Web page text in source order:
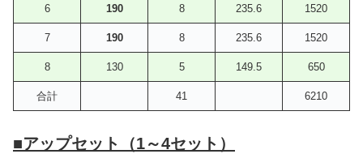
6 190 8 235.6 1520
7 190 8 235.6 1520
8 130 5 149.5 650
合計 41 6210
■アップセット（1～4セット）